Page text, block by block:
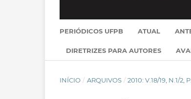
PERIÓDICOS UFPB ATUAL
DIRETRIZES PARA AUTORES
INÍCIO / ARQUIVOS / 2010: V.18/19, N.1/2,